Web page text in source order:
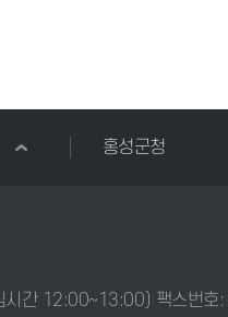
홍성군청
간 12:00~13:00) 팩스번